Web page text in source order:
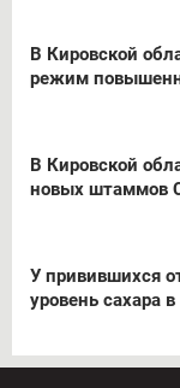
В Кировской
режим
В Кировской
новых штаммов
У привившихся
уровень сахара в